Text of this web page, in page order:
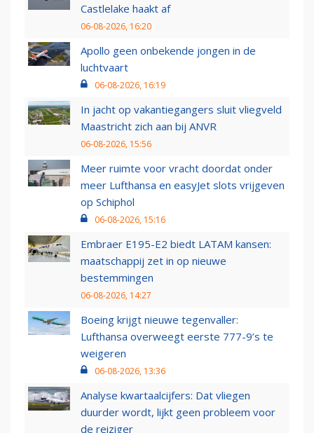
Castlelake haakt af
06-08-2026, 16:20
Apollo geen onbekende jongen in de
luchtvaart
06-08-2026, 16:19
In jacht op vakantiegangers sluit vliegveld
Maastricht zich aan bij ANVR
06-08-2026, 15:56
Meer ruimte voor vracht doordat onder
meer Lufthansa en easyJet slots vrijgeven
op Schiphol
06-08-2026, 15:16
Embraer E195-E2 biedt LATAM kansen:
maatschappij zet in op nieuwe
bestemmingen
06-08-2026, 14:27
Boeing krijgt nieuwe tegenvaller:
Lufthansa overweegt eerste 777-9’s te
weigeren
06-08-2026, 13:36
Analyse kwartaalcijfers: Dat vliegen
duurder wordt, lijkt geen probleem voor
de reiziger